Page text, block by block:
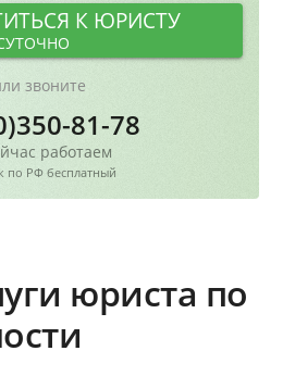
К ЮРИСТУ
звоните
81-78
работаем
по РФ бесплатный
юриста по